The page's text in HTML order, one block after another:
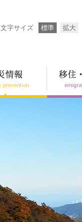
文字サイズ 標準 拡大